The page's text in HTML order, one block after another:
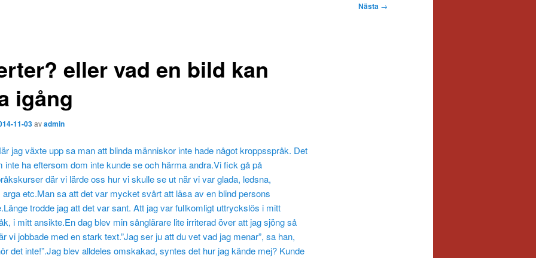
Nästa →
eller vad en bild kan
igång
11-03avadmin
jag växte upp sa man att blinda människor inte hade något kroppsspråk. Det
inte ha eftersom dom inte kunde se och härma andra.Vi fick gå på
där vi lärde oss hur vi skulle se ut när vi var glada, ledsna,
arga etc.Man sa att det var mycket svårt att läsa av en blind persons
trodde jag att det var sant. Att jag var fullkomligt uttryckslös i mitt
i mitt ansikte.En dag blev min sånglärare lite irriterad över att jag sjöng så
vi jobbade med en stark text.”Jag ser ju att du vet vad jag menar”, sa han,
det inte!”.Jag blev alldeles omskakad, syntes det hur jag kände mej? Kunde